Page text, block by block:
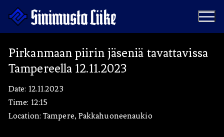
Hyppää
sisältöön
Puolue
Tapahtumat
Materiaalipankki
Vaalit
Pirkanmaan piirin jäseniä tavattavissa
Tampereella 12.11.2023
Date: 12.11.2023
Time: 12:15
Location: Tampere, Pakkahuoneenaukio